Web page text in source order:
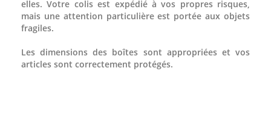
elles. Votre colis est expédié à vos propres risques,
mais une attention particulière est portée aux objets
fragiles.
Les dimensions des boîtes sont appropriées et vos
articles sont correctement protégés.